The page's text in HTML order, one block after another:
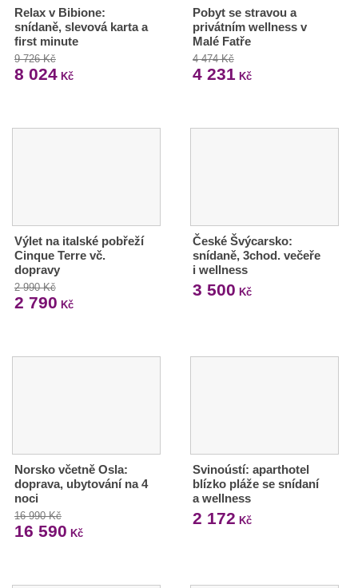
Relax v Bibione:
snídaně, slevová karta a
first minute
9 726 Kč
8 024 Kč
Pobyt se stravou a
privátním wellness v
Malé Fatře
4 474 Kč
4 231 Kč
Výlet na italské pobřeží
Cinque Terre vč.
dopravy
2 990 Kč
2 790 Kč
České Švýcarsko:
snídaně, 3chod. večeře
i wellness
3 500 Kč
Norsko včetně Osla:
doprava, ubytování na 4
noci
16 990 Kč
16 590 Kč
Svinoústí: aparthotel
blízko pláže se snídaní
a wellness
2 172 Kč